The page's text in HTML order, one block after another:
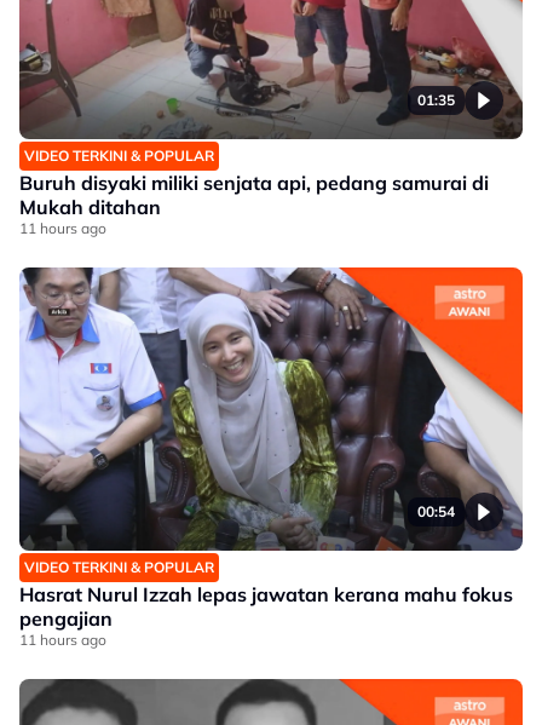
01:35
VIDEO TERKINI & POPULAR
Buruh disyaki miliki senjata api, pedang samurai di
Mukah ditahan
11 hours ago
00:54
VIDEO TERKINI & POPULAR
Hasrat Nurul Izzah lepas jawatan kerana mahu fokus
pengajian
11 hours ago